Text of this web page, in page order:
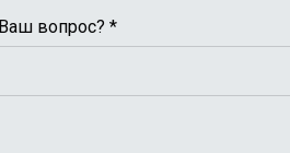
Ваш вопрос? *